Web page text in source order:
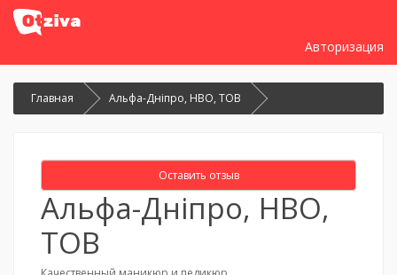
Авторизация
Главная Альфа-Дніпро, НВО, ТОВ
Оставить отзыв
Альфа-Дніпро, НВО,
ТОВ